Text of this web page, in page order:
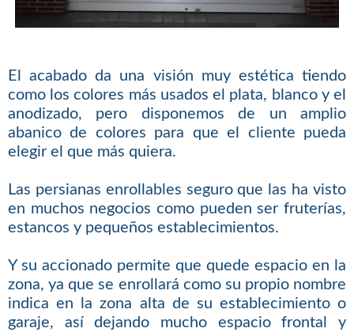
El acabado da una visión muy estética tiendo
como los colores más usados el plata, blanco y el
anodizado, pero disponemos de un amplio
abanico de colores para que el cliente pueda
elegir el que más quiera.
Las persianas enrollables seguro que las ha visto
en muchos negocios como pueden ser fruterías,
estancos y pequeños establecimientos.
Y su accionado permite que quede espacio en la
zona, ya que se enrollará como su propio nombre
indica en la zona alta de su establecimiento o
garaje, así dejando mucho espacio frontal y